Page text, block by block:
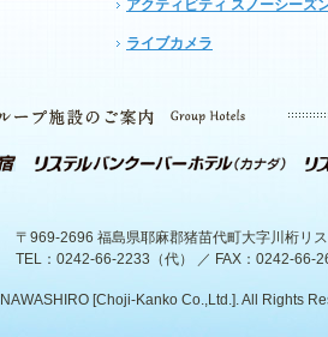
アクティビティ スノーシーズ
ライブカメラ
〒969-2696 福島県耶麻郡猪苗代町大字川桁リ
TEL：0242-66-2233（代） ／ FAX：0242-66-
[Choji-Kanko Co.,Ltd.]. All Rights